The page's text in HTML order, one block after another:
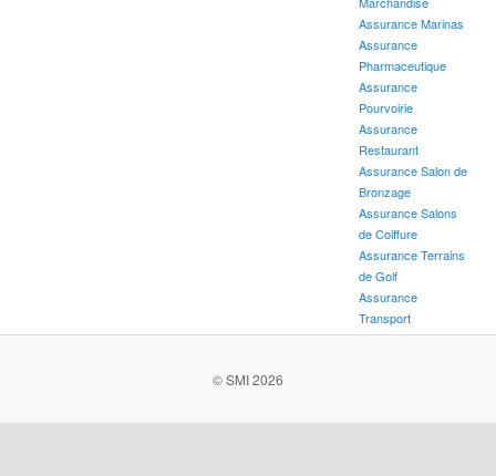
Assurance Marinas
Assurance
Pharmaceutique
Assurance
Pourvoirie
Assurance
Restaurant
Assurance Salon de
Bronzage
Assurance Salons
de Coiffure
Assurance Terrains
de Golf
Assurance
Transport
© SMI 2026